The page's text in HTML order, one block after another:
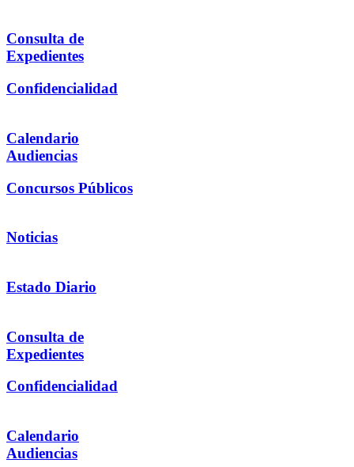
Consulta de
Expedientes
Confidencialidad
Calendario
Audiencias
Concursos Públicos
Noticias
Estado Diario
Consulta de
Expedientes
Confidencialidad
Calendario
Audiencias